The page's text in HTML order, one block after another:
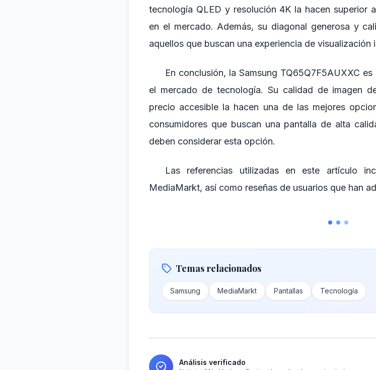
tecnología QLED y resolución 4K la hacen superior
en el mercado. Además, su diagonal generosa y
aquellos que buscan una experiencia de visualización
En conclusión, la Samsung TQ65Q7F5AUXXC
el mercado de tecnología. Su calidad de imagen
precio accesible la hacen una de las mejores
consumidores que buscan una pantalla de alta
deben considerar esta opción.
Las referencias utilizadas en este artículo
MediaMarkt, así como reseñas de usuarios que han
Temas relacionados
Samsung MediaMarkt Pantallas Tecnología
Análisis verificado